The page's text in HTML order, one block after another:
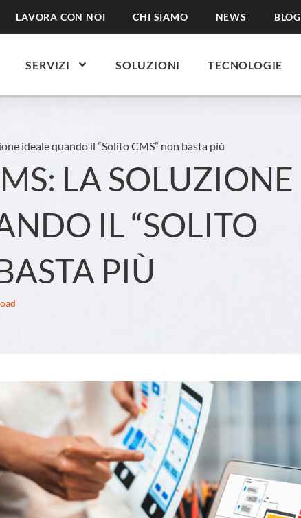
LAVORA CON NOI CHI SIAMO NEWS BLOG
SERVIZI SOLUZIONI TECNOLOGIE
ideale quando il “Solito CMS” non basta più
LA SOLUZIONE
IL “SOLITO
PIÙ